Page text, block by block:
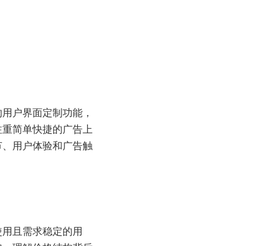
户界面定制功能，
简单快捷的广告上
用户体验和广告触
且需求稳定的用